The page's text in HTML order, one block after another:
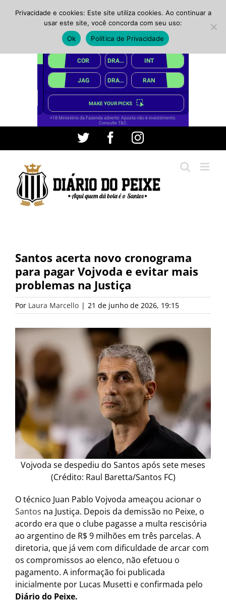
conteúdo
Twitter FacebookInstagram
Santos acerta novo cronograma
para pagar Vojvoda e evitar mais
problemas na Justiça
Por Laura Marcello | 21 de junho de 2026, 19:15
Vojvoda se despediu do Santos após sete meses
(Crédito: Raul Baretta/Santos FC)
O técnico Juan Pablo Vojvoda ameaçou acionar o
Santos na Justiça. Depois da demissão no Peixe, o
acordo era que o clube pagasse a multa rescisória
ao argentino de R$ 9 milhões em três parcelas. A
diretoria, que já vem com dificuldade de arcar com
os compromissos ao elenco, não efetuou o
pagamento. A informação foi publicada
inicialmente por Lucas Musetti e confirmada pelo
Diário do Peixe.
Privacidade e cookies: Este site utiliza cookies. Ao continuar a
usar este site, você concorda com seu uso:
Ok
Política de Privacidade